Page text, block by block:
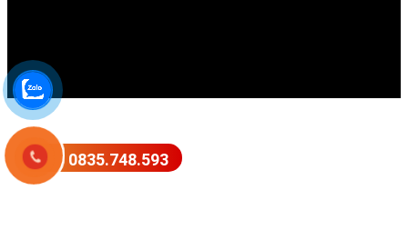
0835.748.593